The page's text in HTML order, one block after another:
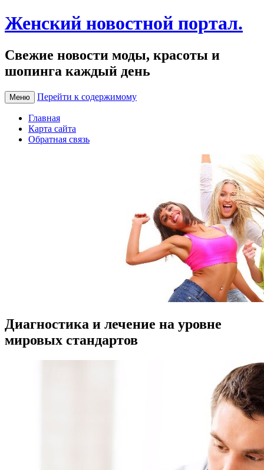
Женский новостной портал.
Свежие новости моды, красоты и
шопинга каждый день
Меню Перейти к содержимому
Главная
Карта сайта
Обратная связь
Диагностика и лечение на уровне
мировых стандартов